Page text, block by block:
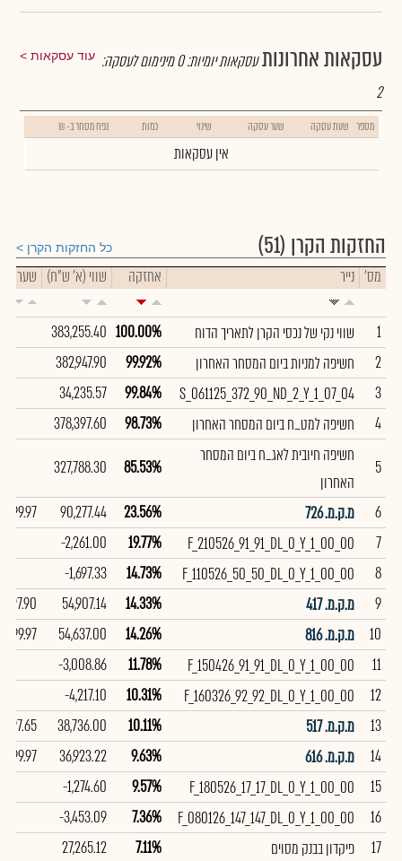
עסקאות אחרונות עוד עסקאות עסקאות יומיות:0מינימום לעסקה:
2
מספר שעת עסקה שער עסקה שינוי כמות נפח מסחר ב- ₪
אין עסקאות
החזקות הקרן (51) כל החזקות הקרן
מס' נייר אחזקה שווי (א' ש"ח) שער
1 שווי נקי של נכסי הקרן לתאריך הדוח 100.00%
383,255.40
2
חשיפה למניות ביום המסחר האחרון 99.92%
382,947.90
3
S_061125_372_90_ND_2_Y_1_07_04
99.84%
34,235.57
4
חשיפה למט_ח ביום המסחר האחרון 98.73%
378,397.60
5
חשיפה חיובית לאג_ח ביום המסחר
האחרון
85.53%
327,788.30
6
מ.ק.מ. 726 23.56%
90,277.44
99.97
7
F_210526_91_91_DL_0_Y_1_00_00
19.77%
-2,261.00
8
F_110526_50_50_DL_0_Y_1_00_00
14.73%
-1,697.33
9
מ.ק.מ. 417 14.33%
54,907.14
97.90
10
מ.ק.מ. 816 14.26%
54,637.00
99.97
11
F_150426_91_91_DL_0_Y_1_00_00
11.78%
-3,008.86
12
F_160326_92_92_DL_0_Y_1_00_00
10.31%
-4,217.10
13
מ.ק.מ. 517 10.11%
38,736.00
97.65
14
מ.ק.מ. 616 9.63%
36,923.22
99.97
15
F_180526_17_17_DL_0_Y_1_00_00
9.57%
-1,274.60
16
F_080126_147_147_DL_0_Y_1_00_00
7.36%
-3,453.09
17
פיקדון בבנק מסוים 7.11%
27,265.12